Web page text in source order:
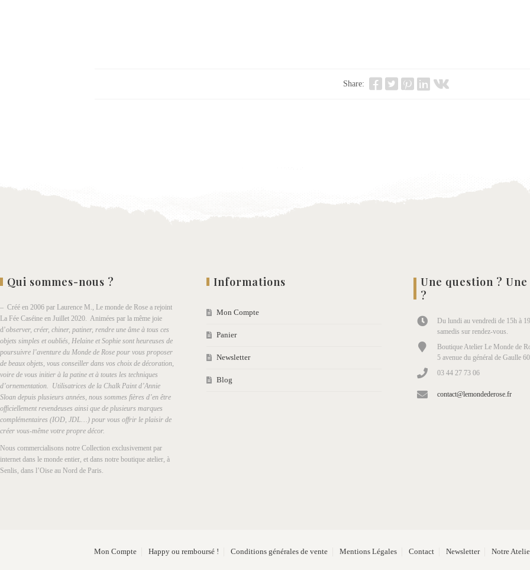
Share:
Qui sommes-nous ?
– Créé en 2006 par Laurence M., Le monde de Rose a rejoint
La Fée Caséine en Juillet 2020. Animées par la même joie
d’observer, créer, chiner, patiner, rendre une âme à tous ces
objets simples et oubliés, Helaine et Sophie sont heureuses de
poursuivre l’aventure du Monde de Rose pour vous proposer
de beaux objets, vous conseiller dans vos choix de décoration,
voire de vous initier à la patine et à toutes les techniques
d’ornementation. Utilisatrices de la Chalk Paint d’Annie
Sloan depuis plusieurs années, nous sommes fières d’en être
officiellement revendeuses ainsi que de plusieurs marques
complémentaires (IOD, JDL…) pour vous offrir le plaisir de
créer vous-même votre propre décor.
Nous commercialisons notre Collection exclusivement par
internet dans le monde entier, et dans notre boutique atelier, à
Senlis, dans l’Oise au Nord de Paris.
Informations
Mon Compte
Panier
Newsletter
Blog
Une question ?
?
Du lundi au vendredi de 15h à
samedis sur rendez-vous.
Boutique Atelier Le Monde de
5 avenue du général de Gaulle
03 44 27 73 06
contact@lemondederose.fr
Mon Compte Happy ou remboursé ! Conditions générales de vente Mentions Légales Contact Newsletter Notre